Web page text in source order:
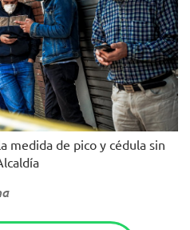
medida de pico y cédula sin